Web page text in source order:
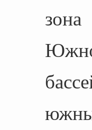
зона